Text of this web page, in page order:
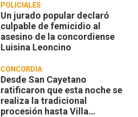
POLICIALES
Un jurado popular declaró
culpable de femicidio al
asesino de la concordiense
Luisina Leoncino
CONCORDIA
Desde San Cayetano
ratificaron que esta noche se
realiza la tradicional
procesión hasta Villa